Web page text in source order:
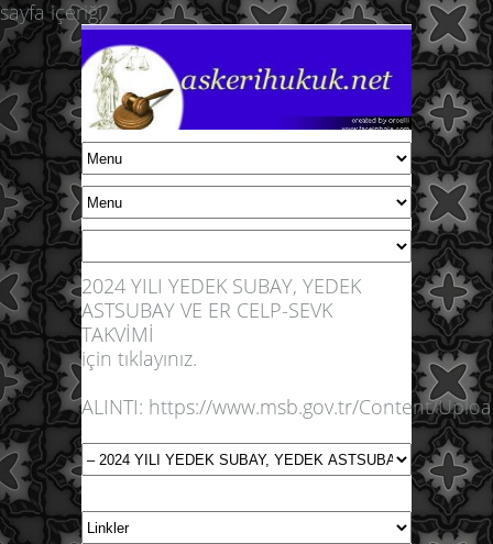
sayfa içeriği
2024 YILI YEDEK SUBAY, YEDEK
ASTSUBAY VE ER CELP-SEVK
TAKVİMİ
için tıklayınız.
ALINTI: https://www.msb.gov.tr/Content/